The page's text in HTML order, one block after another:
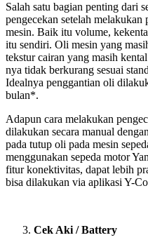
Salah satu bagian penting dari
pengecekan setelah
mesin. Baik itu volume,
itu sendiri. Oli mesin yang
tekstur cairan yang masih
nya tidak berkurang sesuai
Idealnya penggantian oli
bulan*.
Adapun cara melakukan
dilakukan secara manual
pada tutup oli pada mesin
menggunakan sepeda motor
fitur konektivitas, dapat lebih
bisa dilakukan via aplikasi Y-
Cek Aki / Battery